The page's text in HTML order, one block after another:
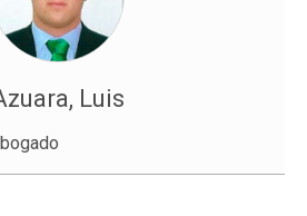
Luis